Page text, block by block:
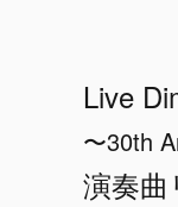
Live
〜30th
演奏曲